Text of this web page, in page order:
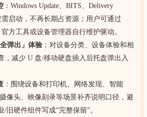
：Windows Update、BITS、Delivery
启动，不再长期占资源；用户可通过
方工具或设备管理器自行维护驱动。
弹出」体验 ：对设备分类、设备体验和相
，减少 U 盘/移动硬盘插入后托盘弹出入
：围绕设备和打印机、网络发现、智能
像头、映像刻录等场景补齐说明口径，避
旧硬件组件写成“完整保留”。